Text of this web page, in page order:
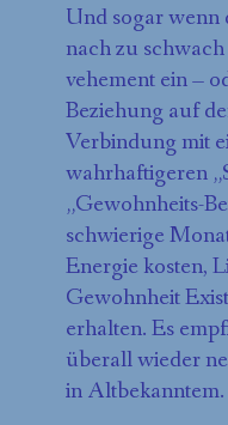
Und sogar
nach zu
vehement ein –
Beziehung auf
Verbindung mit
wahrhaftigeren
„Gewohnheits-
schwierige
Energie kosten,
Gewohnheit
erhalten. Es
überall wieder
in Altbekanntem.